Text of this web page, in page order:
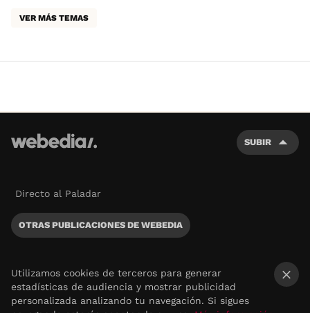
VER MÁS TEMAS
SUBIR
Directo al Paladar
OTRAS PUBLICACIONES DE WEBEDIA
Utilizamos cookies de terceros para generar
estadísticas de audiencia y mostrar publicidad
personalizada analizando tu navegación. Si sigues